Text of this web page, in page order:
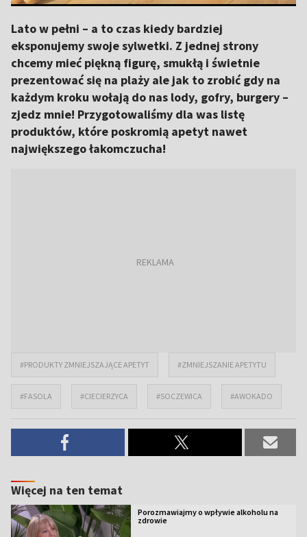
Lato w pełni – a to czas kiedy bardziej
eksponujemy swoje sylwetki. Z jednej strony
chcemy mieć piękną figurę, smukłą i świetnie
prezentować się na plaży ale jak to zrobić gdy na
każdym kroku wołają do nas lody, gofry, burgery –
zjedz mnie! Przygotowaliśmy dla was listę
produktów, które poskromią apetyt nawet
największego łakomczucha!
#PRODUKTY ZMNIEJSZAJĄCE APETYT #ZMNIEJSZANIE APETYTU
#FASOLA #CIECIERZYCA #SOCZEWICA #AWOKADO
Więcej na ten temat
Porozmawiajmy o wpływie alkoholu na
zdrowie